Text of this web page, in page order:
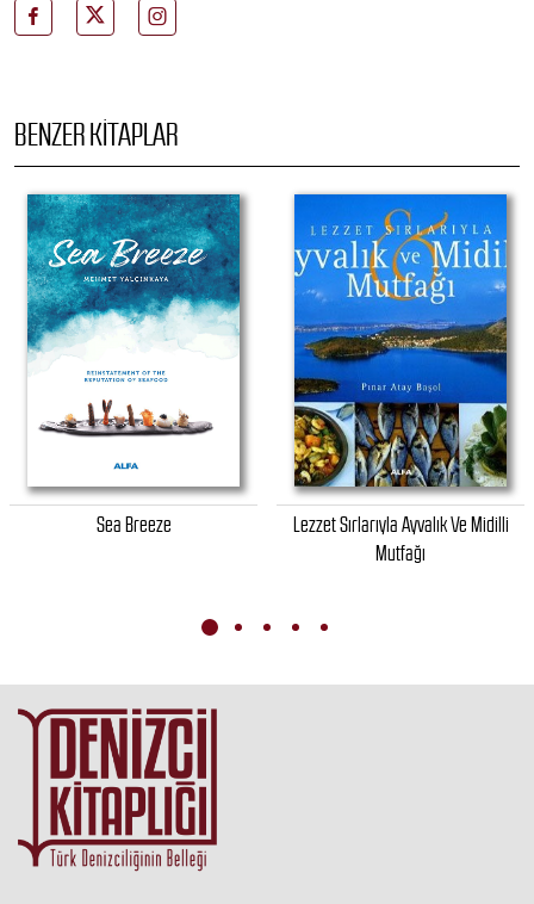
BENZER KITAPLAR
Sea Breeze
Lezzet Sırlarıyla Ayvalık Ve Midilli
Mutfağı